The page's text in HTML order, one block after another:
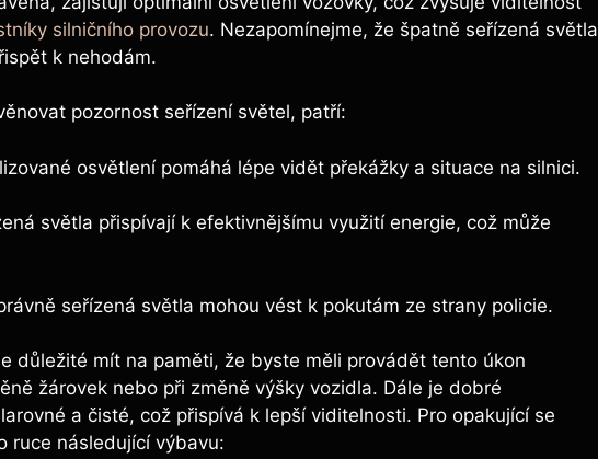
silničního provozu. Nezapomínejme, že špatně seřízená světla
k nehodám.
pozornost seřízení světel, patří:
osvětlení pomáhá lépe vidět překážky a situace na silnici.
světla přispívají k efektivnějšímu využití energie, což může
seřízená světla mohou vést k pokutám ze strany policie.
důležité mít na paměti, že byste měli provádět tento úkon
žárovek nebo při změně výšky vozidla. Dále je dobré
a čisté, což přispívá k lepší viditelnosti. Pro opakující se
ruce následující výbavu: